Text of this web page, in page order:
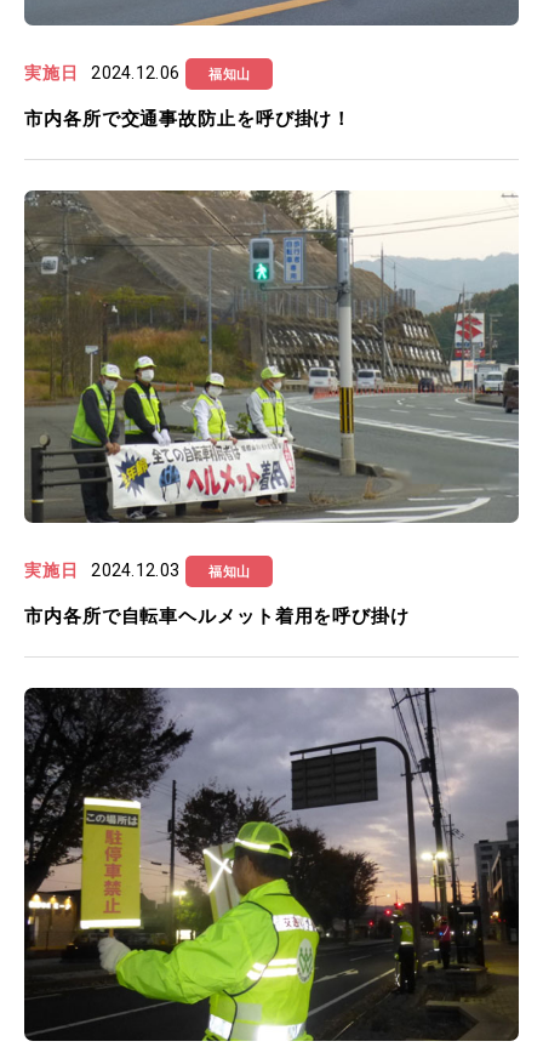
実施日 2024.12.06 福知山
市内各所で交通事故防止を呼び掛け！
実施日 2024.12.03 福知山
市内各所で自転車ヘルメット着用を呼び掛け